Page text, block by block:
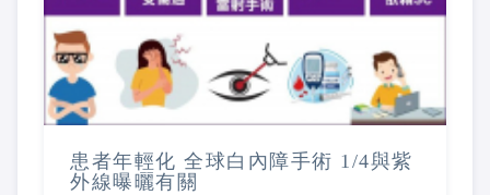
患者年輕化 全球白內障手術 1/4與紫
外線曝曬有關